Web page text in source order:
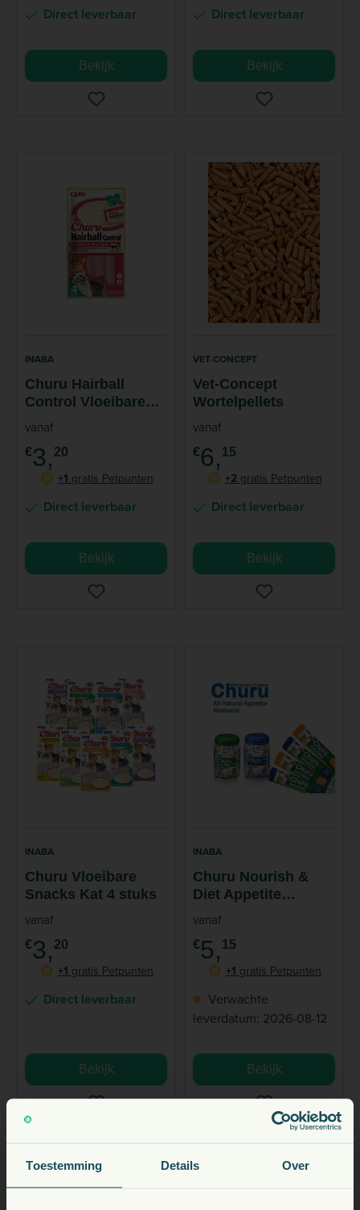
Toestemming Details Over
Direct leverbaar
Bekijk
Direct leverbaar
Bekijk
INABA
Churu Hairball
Control Vloeibare
Snacks 4 Stuks
vanaf
€3, 20
P
+1 gratis Petpunten
Direct leverbaar
Bekijk
VET-CONCEPT
Vet-Concept
Wortelpellets
vanaf
€6, 15
P
+2 gratis Petpunten
Direct leverbaar
Bekijk
INABA
Churu Vloeibare
Snacks Kat 4 stuks
vanaf
€3, 20
P
+1 gratis Petpunten
Direct leverbaar
Bekijk
INABA
Churu Nourish &
Diet Appetite
Motivator Kip &
vanaf
€5, 15
P
+1 gratis Petpunten
Verwachte
leverdatum: 2026-08-12
Bekijk